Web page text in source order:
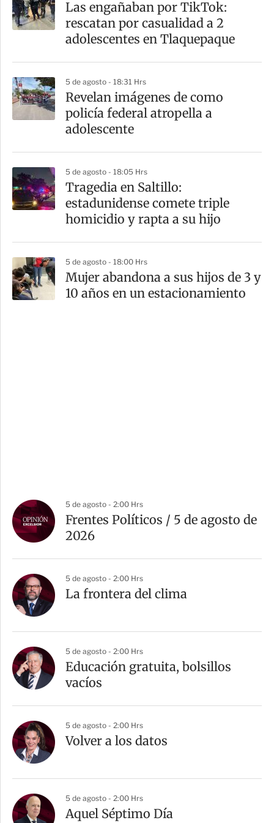
Las engañaban por TikTok:
rescatan por casualidad a 2
adolescentes en Tlaquepaque
5 de agosto - 18:31 Hrs
Revelan imágenes de como
policía federal atropella a
adolescente
5 de agosto - 18:05 Hrs
Tragedia en Saltillo:
estadunidense comete triple
homicidio y rapta a su hijo
5 de agosto - 18:00 Hrs
Mujer abandona a sus hijos de 3 y
10 años en un estacionamiento
5 de agosto - 2:00 Hrs
Frentes Políticos / 5 de agosto de
2026
5 de agosto - 2:00 Hrs
La frontera del clima
5 de agosto - 2:00 Hrs
Educación gratuita, bolsillos
vacíos
5 de agosto - 2:00 Hrs
Volver a los datos
5 de agosto - 2:00 Hrs
Aquel Séptimo Día